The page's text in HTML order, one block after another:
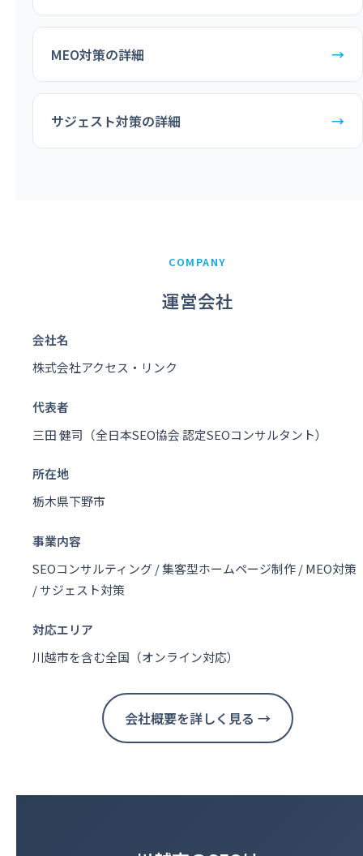
MEO対策の詳細 →
サジェスト対策の詳細 →
COMPANY
運営会社
会社名
株式会社アクセス・リンク
代表者
三田 健司（全日本SEO協会 認定SEOコンサルタント）
所在地
栃木県下野市
事業内容
SEOコンサルティング / 集客型ホームページ制作 / MEO対策
/ サジェスト対策
対応エリア
川越市を含む全国（オンライン対応）
会社概要を詳しく見る →